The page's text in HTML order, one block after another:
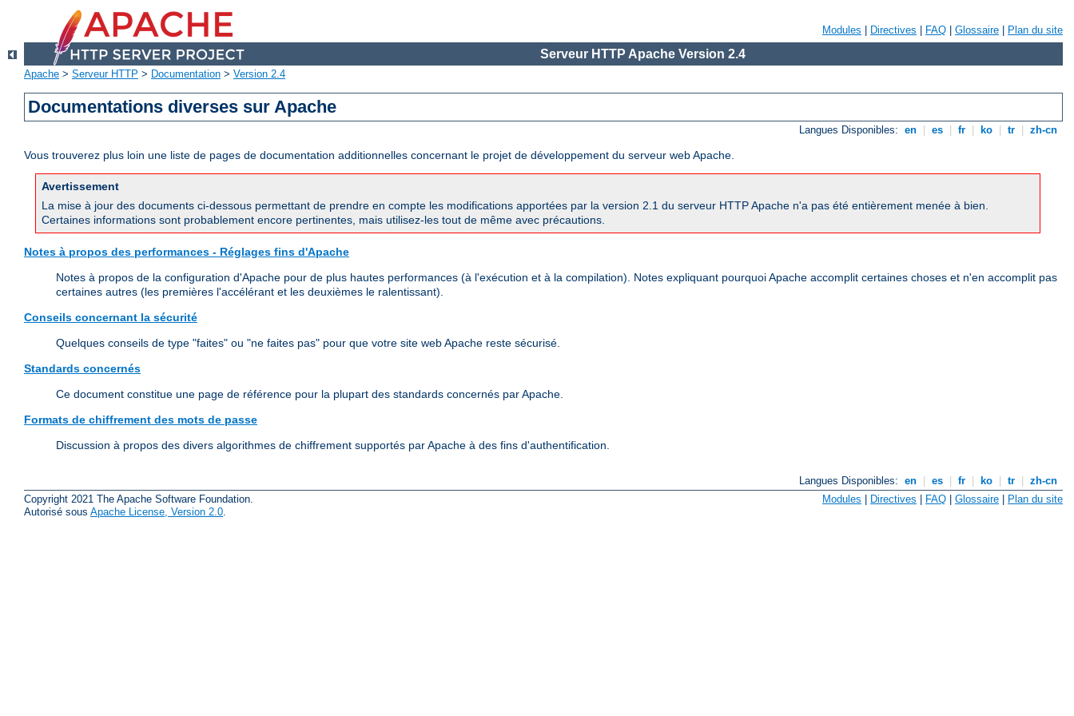
Modules Directives FAQ Glossaire Plan du site
Serveur HTTP Apache Version 2.4
Apache > Serveur HTTP > Documentation > Version 2.4
Documentations diverses sur Apache
Langues Disponibles: en es fr ko tr zh-cn
Vous trouverez plus loin une liste de pages de documentation additionnelles concernant le projet de développement du serveur web Apache.
Avertissement
La mise à jour des documents ci-dessous permettant de prendre en compte les modifications apportées par la version 2.1 du serveur HTTP Apache n'a pas été entièrement menée à bien.
Certaines informations sont probablement encore pertinentes, mais utilisez-les tout de même avec précautions.
Notes à propos des performances - Réglages fins d'Apache
Notes à propos de la configuration d'Apache pour de plus hautes performances (à l'exécution et à la compilation). Notes expliquant pourquoi Apache accomplit certaines choses et n'en accomplit pas
certaines autres (les premières l'accélérant et les deuxièmes le ralentissant).
Conseils concernant la sécurité
Quelques conseils de type "faites" ou "ne faites pas" pour que votre site web Apache reste sécurisé.
Standards concernés
Ce document constitue une page de référence pour la plupart des standards concernés par Apache.
Formats de chiffrement des mots de passe
Discussion à propos des divers algorithmes de chiffrement supportés par Apache à des fins d'authentification.
Langues Disponibles: en es fr ko tr
zh-cn
Copyright 2021 The Apache Software Foundation.
Autorisé sous Apache License, Version 2.0
Modules | Directives | FAQ | Glossaire | Plan du site